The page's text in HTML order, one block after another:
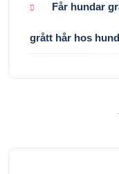
Får hundar
grått hår hos